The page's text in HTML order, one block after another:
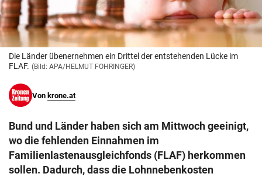
© Krone Multimedia GmbH & Co KG 2026
Muthgasse 2, 1190 Wien
Die Länder übenernehmen ein Drittel der entstehenden Lücke im
FLAF. (Bild: APA/HELMUT FOHRINGER)
Von krone.at
Bund und Länder haben sich am Mittwoch geeinigt,
wo die fehlenden Einnahmen im
Familienlastenausgleichfonds (FLAF) herkommen
sollen. Dadurch, dass die Lohnnebenkosten